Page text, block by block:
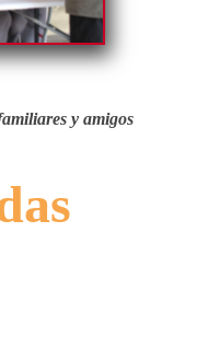
y amigos